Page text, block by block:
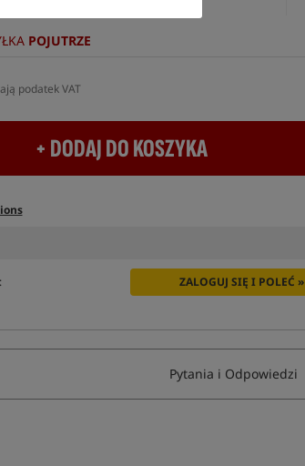
POJUTRZE
podatek VAT
+ DODAJ DO KOSZYKA
ZALOGUJ SIĘ I POLEĆ »
Pytania i Odpowiedzi